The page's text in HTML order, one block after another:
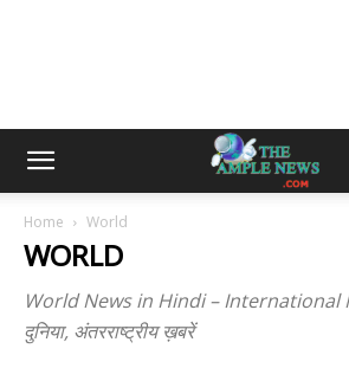
Home World
WORLD
World News in Hindi – International
दुनिया, अंतरराष्ट्रीय ख़बरें